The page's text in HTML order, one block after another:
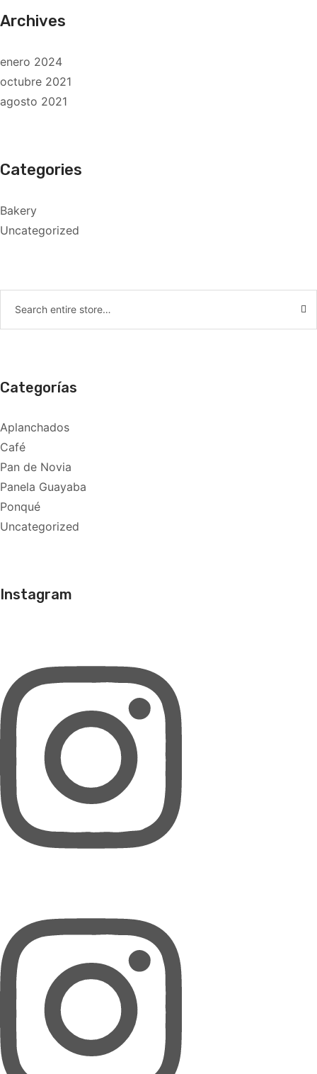
Archives
enero 2024
octubre 2021
agosto 2021
Categories
Bakery
Uncategorized
Categorías
Aplanchados
Café
Pan de Novia
Panela Guayaba
Ponqué
Uncategorized
Instagram